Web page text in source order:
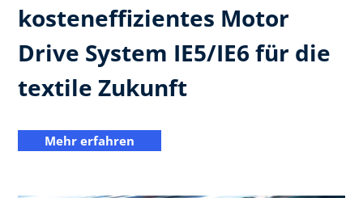
kosteneffizientes Motor
Drive System IE5/IE6 für die
textile Zukunft
Mehr erfahren